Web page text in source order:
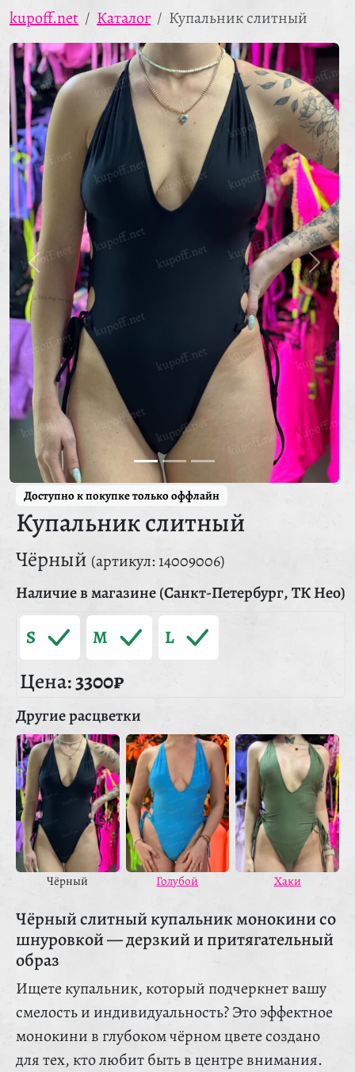
kupoff.net Каталог Купальник слитный
Доступно к покупке только оффлайн
Купальник слитный
Чёрный (артикул: 14009006)
Наличие в магазине (Санкт-Петербург, ТК Нео)
S M L
Цена:3300₽
Другие расцветки
Чёрный Голубой Хаки
Чёрный слитный купальник монокини со
шнуровкой — дерзкий и притягательный
образ
Ищете купальник, который подчеркнет вашу
смелость и индивидуальность? Это эффектное
монокини в глубоком чёрном цвете создано
для тех, кто любит быть в центре внимания.